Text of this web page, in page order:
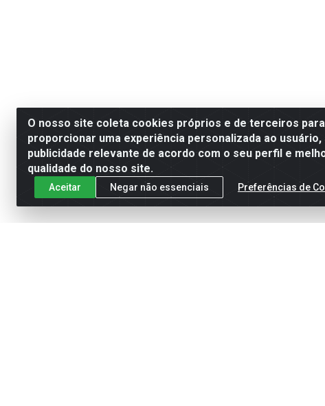
O nosso site coleta cookies próprios e de terceiros para
proporcionar uma experiência personalizada ao
publicidade relevante de acordo com o seu perfil e
qualidade do nosso site.
Aceitar Negar não essenciais Preferências de